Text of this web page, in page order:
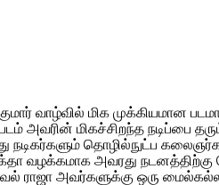
மிக முக்கியமான படமாக
அவரின் மிகச்சிறந்த நடிப்பை
தொழில்நுட்ப
வழக்கமாக அவரது
ராஜா அவர்களுக்கு ஒரு